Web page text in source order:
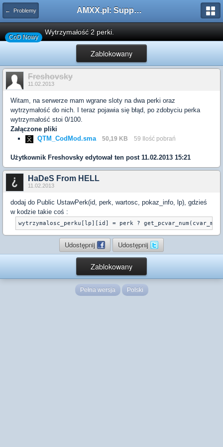
← Problemy AMXX.pl: Support AMX Mod X i SourceMod
CoD Nowy
Wytrzymałość 2 perki.
Zablokowany
Freshovsky
11.02.2013
Witam, na serwerze mam wgrane sloty na dwa perki oraz
wytrzymałość do nich. I teraz pojawia się błąd, po zdobyciu perka
wytrzymałość stoi 0/100.
Załączone pliki
QTM_CodMod.sma
50,19 KB 59 Ilość pobrań
Użytkownik Freshovsky edytował ten post 11.02.2013 15:21
HaDeS From HELL
11.02.2013
dodaj do Public UstawPerk(id, perk, wartosc, pokaz_info, lp), gdzieś
w kodzie takie coś :
Udostępnij Udostępnij
Zablokowany
Pełna wersja Polski